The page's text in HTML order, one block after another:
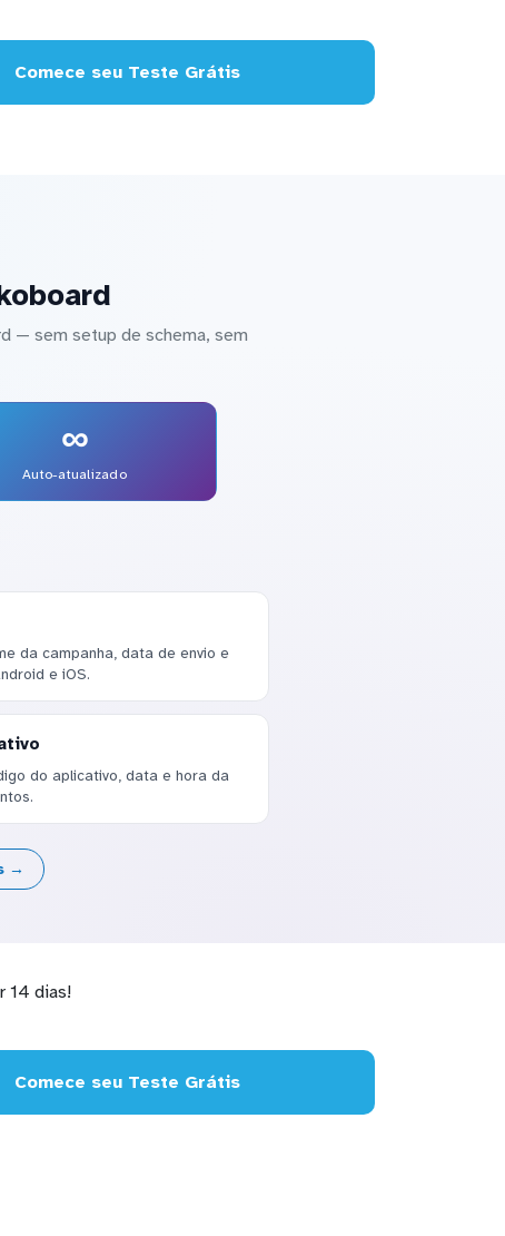
Comece seu Teste Grátis
— sem setup de schema, sem
∞
Auto-atualizado
da campanha, data de envio e
e iOS.
do aplicativo, data e hora da
→
14 dias!
Comece seu Teste Grátis